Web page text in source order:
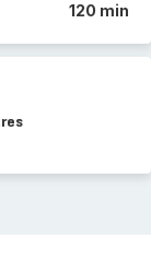
120 min